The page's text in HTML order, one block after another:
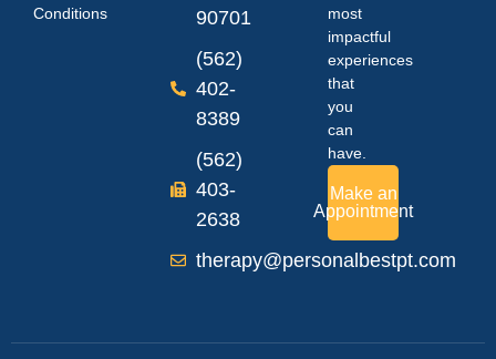
Conditions
90701
(562)
402-
8389
(562)
403-
2638
therapy@personalbestpt.com
most
impactful
experiences
that
you
can
have.
Make an
Appointment